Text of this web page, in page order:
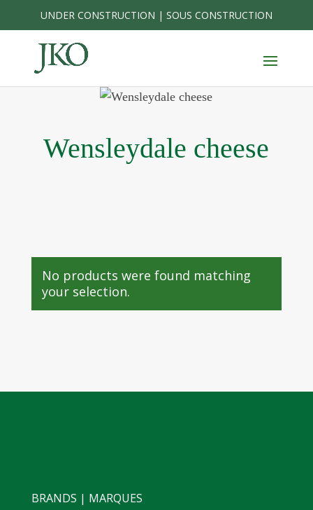
content
UNDER CONSTRUCTION | SOUS CONSTRUCTION
Wensleydale cheese
No products were found matching
your selection.
BRANDS | MARQUES